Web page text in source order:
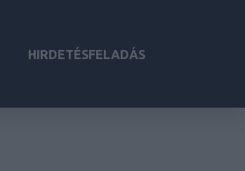
HIRDETÉSFELADÁS